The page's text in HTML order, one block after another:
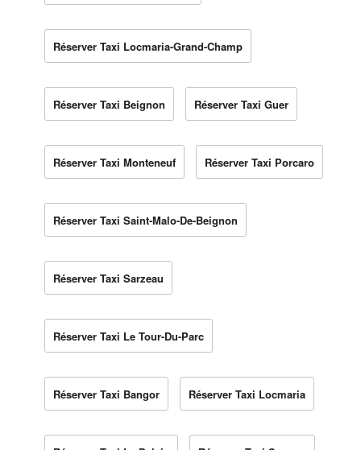
Réserver Taxi Locmaria-Grand-Champ
Réserver Taxi Beignon Réserver Taxi Guer
Réserver Taxi Monteneuf Réserver Taxi Porcaro
Réserver Taxi Saint-Malo-De-Beignon
Réserver Taxi Sarzeau
Réserver Taxi Le Tour-Du-Parc
Réserver Taxi Bangor Réserver Taxi Locmaria